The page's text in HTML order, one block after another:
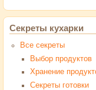
Секреты кухарки
Все секреты
Выбор продуктов
Хранение
Секреты готовки